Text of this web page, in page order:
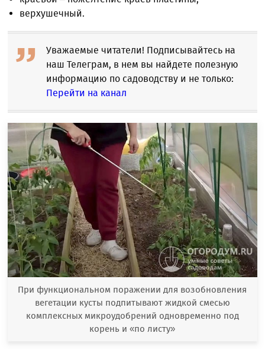
верхушечный.
Уважаемые читатели! Подписывайтесь на
наш Телеграм, в нем вы найдете полезную
информацию по садоводству и не только:
Перейти на канал
При функциональном поражении для возобновления
вегетации кусты подпитывают жидкой смесью
комплексных микроудобрений одновременно под
корень и «по листу»